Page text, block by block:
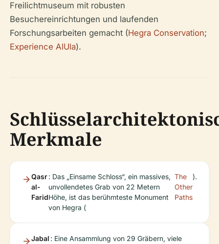
Freilichtmuseum mit robusten
Besuchereinrichtungen und laufenden
Forschungsarbeiten gemacht (Hegra Conservation;
Experience AlUla).
Merkmale
Qasr
al-
Farid
: Das „Einsame Schloss“, ein massives,
unvollendetes Grab von 22 Metern
Höhe, ist das berühmteste Monument
von Hegra (
The
Other
Paths
).
Jabal : Eine Ansammlung von 29 Gräbern, viele